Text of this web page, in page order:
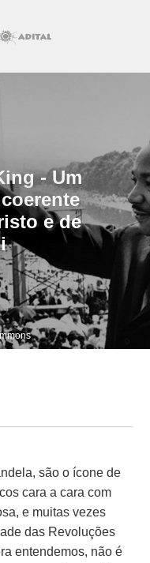
- Um
e de
são o ícone de
cara a cara com
e muitas vezes
das Revoluções
entendemos, não é